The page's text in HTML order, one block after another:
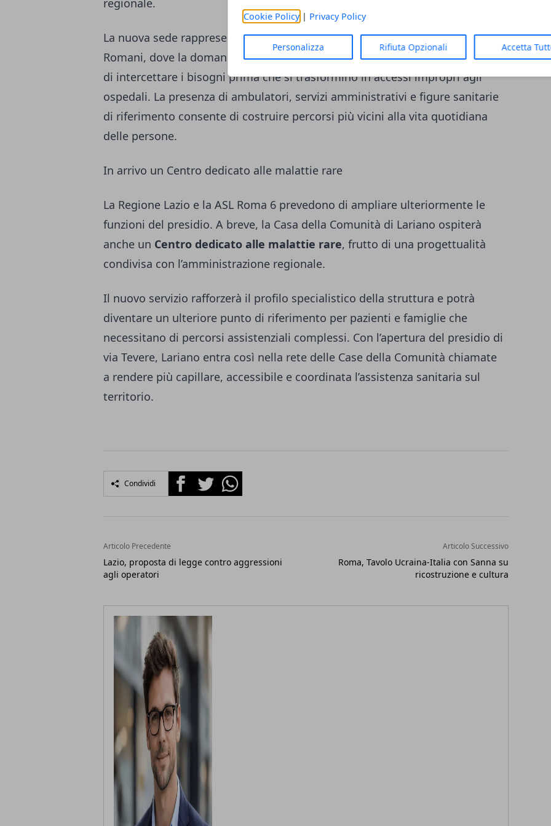
Cookie Policy| Privacy Policy
Personalizza Rifiuta Opzionali Accetta
regionale.
La nuova sede rappresenta un passaggio rilevante per l’area dei Castelli
Romani, dove la domanda di assistenza territoriale richiede strutture capaci
di intercettare i bisogni prima che si trasformino in accessi impropri agli
ospedali. La presenza di ambulatori, servizi amministrativi e figure sanitarie
di riferimento consente di costruire percorsi più vicini alla vita quotidiana
delle persone.
In arrivo un Centro dedicato alle malattie rare
La Regione Lazio e la ASL Roma 6 prevedono di ampliare ulteriormente le
funzioni del presidio. A breve, la Casa della Comunità di Lariano ospiterà
anche un Centro dedicato alle malattie rare, frutto di una progettualità
condivisa con l’amministrazione regionale.
Il nuovo servizio rafforzerà il profilo specialistico della struttura e potrà
diventare un ulteriore punto di riferimento per pazienti e famiglie che
necessitano di percorsi assistenziali complessi. Con l’apertura del presidio di
via Tevere, Lariano entra così nella rete delle Case della Comunità chiamate
a rendere più capillare, accessibile e coordinata l’assistenza sanitaria sul
territorio.
Condividi FacebookTwitterWhatsapp
Articolo Precedente
Lazio, proposta di legge contro aggressioni
agli operatori
Articolo Successivo
Roma, Tavolo Ucraina-Italia con Sanna su
ricostruzione e cultura